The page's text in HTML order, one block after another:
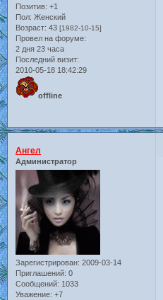
Позитив: +1
Пол: Женский
Возраст: 43 [1982-10-15]
Провел на форуме:
2 дня 23 часа
Последний визит:
2010-05-18 18:42:29
offline
Ангел
Администратор
Зарегистрирован: 2009-03-14
Приглашений: 0
Сообщений: 1033
Уважение: +7